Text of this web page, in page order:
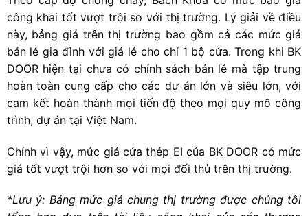
công khai tốt vượt trội so với thị trường. Lý giải về điều
này, bảng giá trên thị trường bao gồm cả các mức giá
bán lẻ gia đình với giá lẻ cho chỉ 1 bộ cửa. Trong khi BK
DOOR hiện tại chưa có chính sách bán lẻ mà tập trung
hoàn toàn cung cấp cho các dự án lớn và siêu lớn, với
cam kết hoàn thành mọi tiến độ theo mọi quy mô công
trình, dự án tại Việt Nam.
Chính vì vậy, mức giá cửa thép EI của BK DOOR có mức
giá tốt vượt trội hơn so với mọi đối thủ trên thị trường.
*Lưu ý: Bảng mức giá chung thị trường được chúng tôi